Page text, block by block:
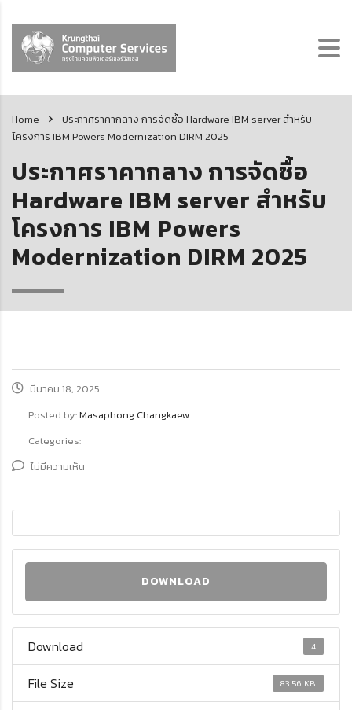
Home
ประกาศราคากลาง การจัดซื้อ Hardware IBM server สำหรับ
โครงการ IBM Powers Modernization DIRM 2025
ประกาศราคากลาง การจัดซื้อ
Hardware IBM server สำหรับ
โครงการ IBM Powers
Modernization DIRM 2025
มีนาคม 18, 2025
Posted by:Masaphong Changkaew
Categories:
ไม่มีความเห็น
DOWNLOAD
Download 4
File Size 83.56 KB